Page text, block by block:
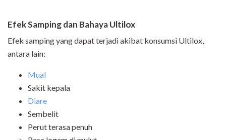
Efek Samping dan Bahaya Ultilox
Efek samping yang dapat terjadi akibat konsumsi Ultilox,
antara lain:
Mual
Sakit kepala
Diare
Sembelit
Perut terasa penuh